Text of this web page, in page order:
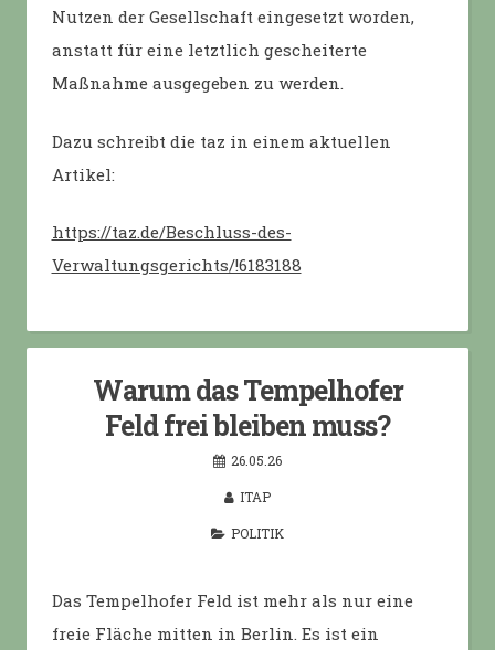
Nutzen der Gesellschaft eingesetzt worden,
anstatt für eine letztlich gescheiterte
Maßnahme ausgegeben zu werden.
Dazu schreibt die taz in einem aktuellen
Artikel:
https://taz.de/Beschluss-des-
Verwaltungsgerichts/!6183188
Warum das Tempelhofer
Feld frei bleiben muss?
26.05.26
ITAP
POLITIK
Das Tempelhofer Feld ist mehr als nur eine
freie Fläche mitten in Berlin. Es ist ein